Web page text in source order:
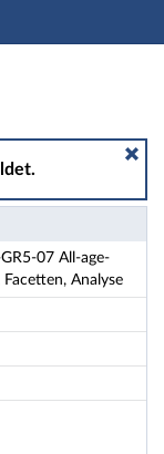
Geschichte,
07 All-age-
Analyse